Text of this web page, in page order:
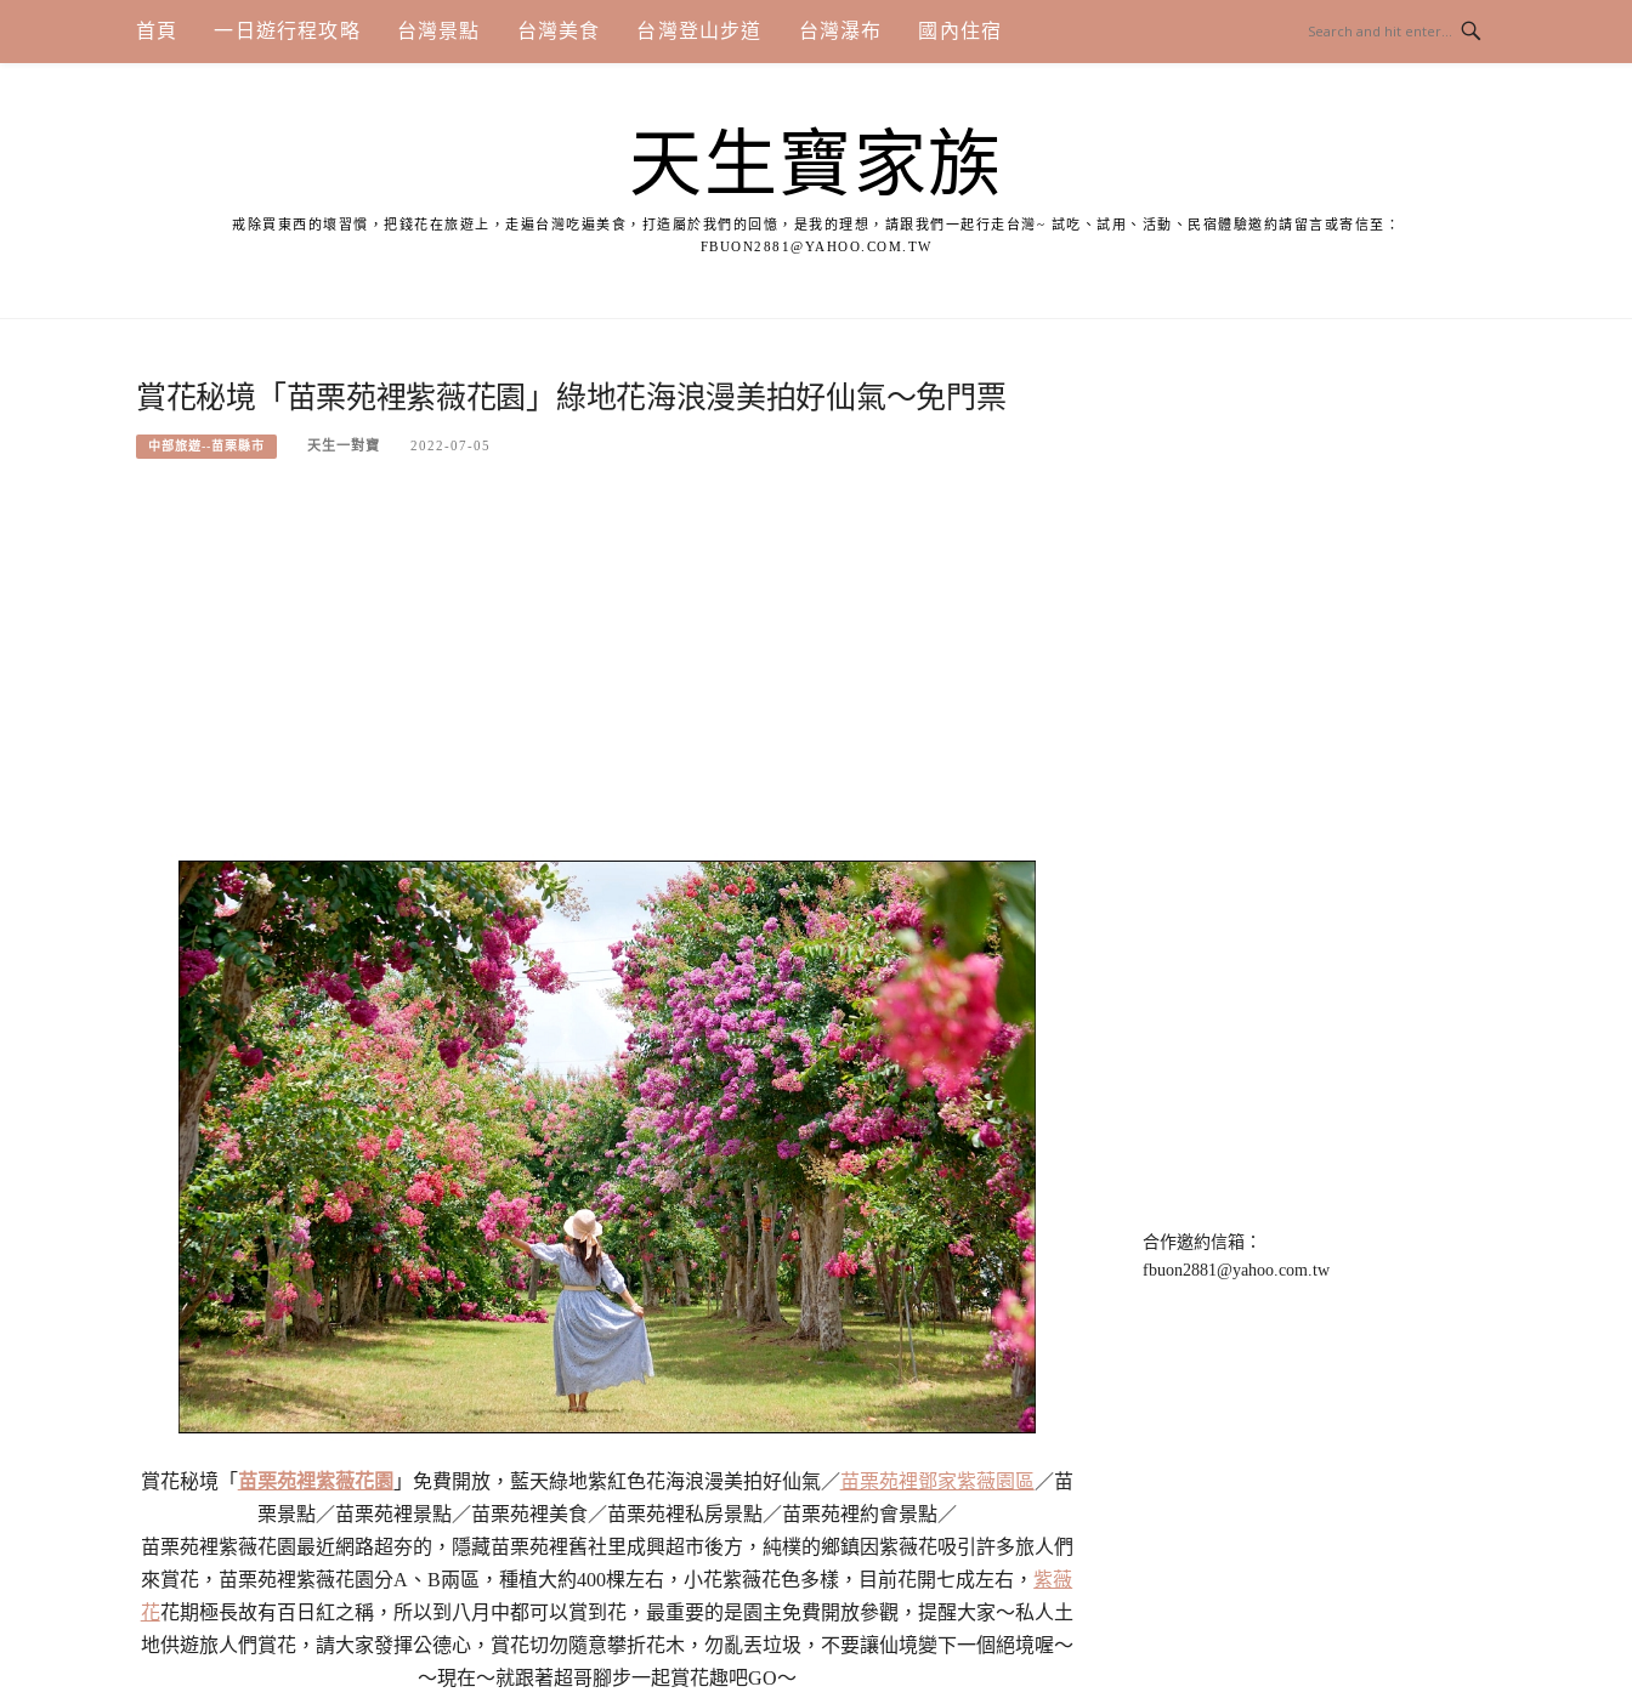
content
首頁 一日遊行程攻略 台灣景點 台灣美食 台灣登山步道 台灣瀑布 國內住宿
天生寶家族
戒除買東西的壞習慣，把錢花在旅遊上，走遍台灣吃遍美食，打造屬於我們的回憶，是我的理想，請跟我們一起行走台灣~ 試吃、試用、活動、民宿體驗邀約請留言或寄信至：
FBUON2881@YAHOO.COM.TW
賞花秘境「苗栗苑裡紫薇花園」綠地花海浪漫美拍好仙氣～免門票
中部旅遊--苗栗縣市 天生一對寶 2022-07-05
賞花秘境「 苗栗苑裡紫薇花園 」免費開放，藍天綠地紫紅色花海浪漫美拍好仙氣／苗栗苑裡鄧家紫薇園區 ／苗
栗景點／苗栗苑裡景點／苗栗苑裡美食／苗栗苑裡私房景點／苗栗苑裡約會景點／
苗栗苑裡紫薇花園最近網路超夯的，隱藏苗栗苑裡舊社里成興超市後方，純樸的鄉鎮因紫薇花吸引許多旅人們
來賞花，苗栗苑裡紫薇花園分A、B兩區，種植大約400棵左右，小花紫薇花色多樣，目前花開七成左右，紫薇
花花期極長故有百日紅之稱，所以到八月中都可以賞到花，最重要的是園主免費開放參觀，提醒大家～私人土
地供遊旅人們賞花，請大家發揮公德心，賞花切勿隨意攀折花木，勿亂丟垃圾，不要讓仙境變下一個絕境喔～
～現在～就跟著超哥腳步一起賞花趣吧GO～
合作邀約信箱：
fbuon2881@yahoo.com.tw